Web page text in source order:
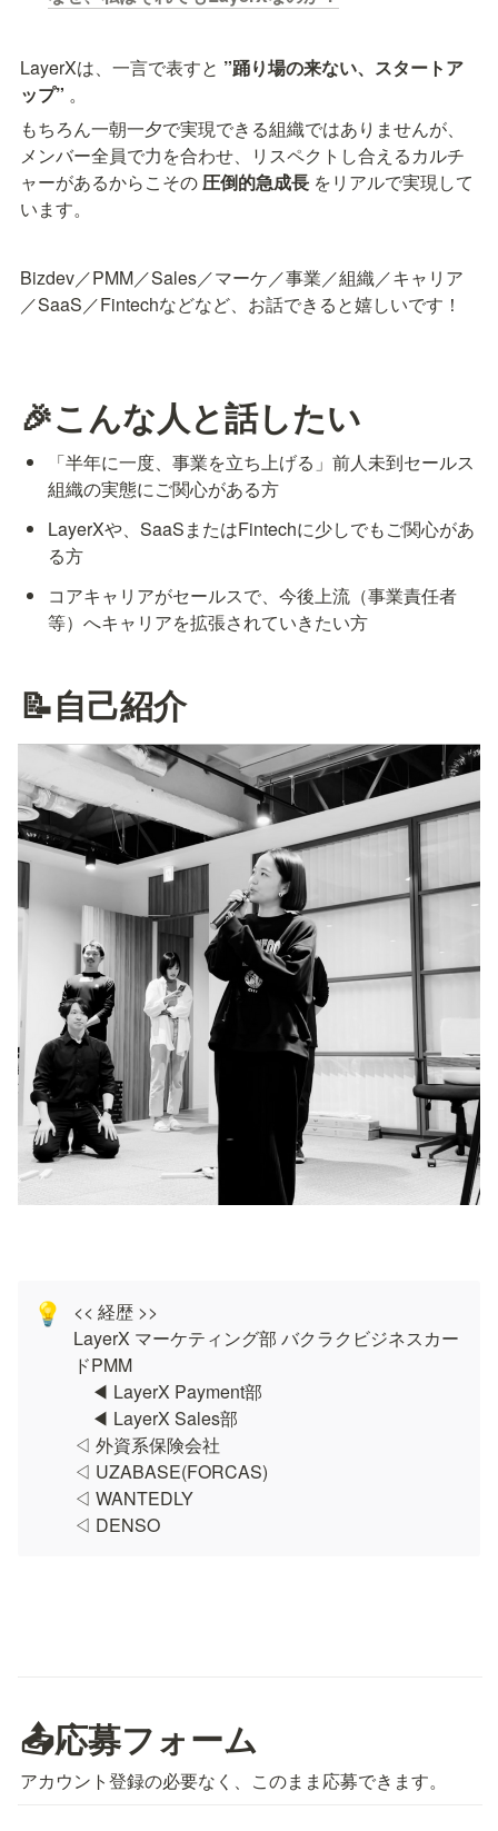
LayerXは、一言で表すと ”踊り場の来ない、スタートア
ップ” 。
もちろん一朝一夕で実現できる組織ではありませんが、
メンバー全員で力を合わせ、リスペクトし合えるカルチ
ャーがあるからこその 圧倒的急成長 をリアルで実現して
います。
Bizdev／PMM／Sales／マーケ／事業／組織／キャリア
／SaaS／Fintechなどなど、お話できると嬉しいです！
🎉こんな人と話したい
「半年に一度、事業を立ち上げる」前人未到セールス
組織の実態にご関心がある方
LayerXや、SaaSまたはFintechに少しでもご関心があ
る方
コアキャリアがセールスで、今後上流（事業責任者
等）へキャリアを拡張されていきたい方
📝自己紹介
💡
<< 経歴 >>
LayerX マーケティング部 バクラクビジネスカー
ドPMM
◀︎ LayerX Payment部
◀︎ LayerX Sales部
◁ 外資系保険会社
◁ UZABASE(FORCAS)
◁ WANTEDLY
◁ DENSO
📤応募フォーム
アカウント登録の必要なく、このまま応募できます。